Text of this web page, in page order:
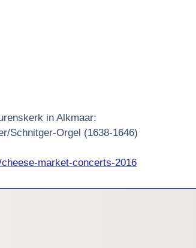
in Alkmaar:
Schnitger-Orgel (1638-1646)
market-concerts-2016